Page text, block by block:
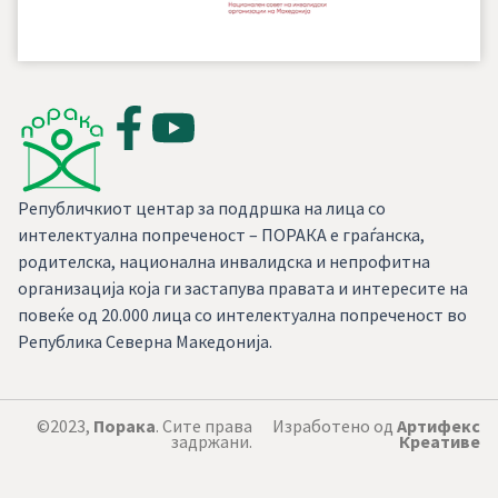
Републичкиот центар за поддршка на лица со
интелектуална попреченост – ПОРАКА е граѓанска,
родителска, национална инвалидска и непрофитна
организација која ги застапува правата и интересите на
повеќе од 20.000 лица со интелектуална попреченост во
Република Северна Македонија.
©2023, Порака. Сите права
задржани.
Изработено од Артифекс
Креативе